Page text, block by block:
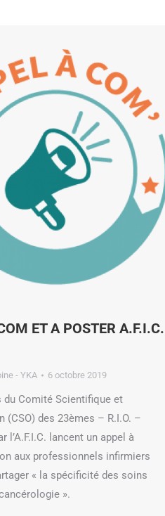
ET A POSTER A.F.I.C.
- YKA 6 octobre 2019
du Comité Scientifique et
(CSO) des 23èmes – R.I.O. –
l’A.F.I.C. lancent un appel à
aux professionnels infirmiers
« la spécificité des soins
».